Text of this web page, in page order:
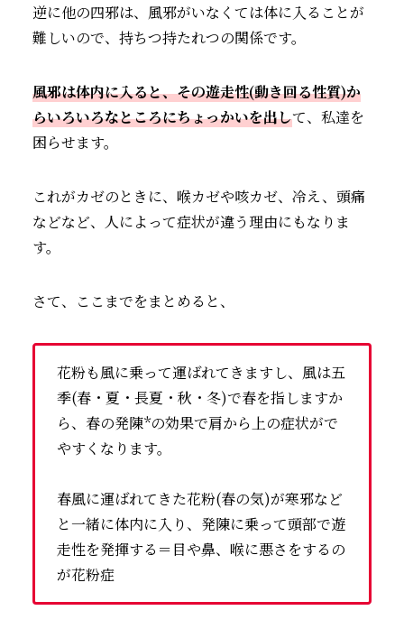
逆に他の四邪は、風邪がいなくては体に入ることが
難しいので、持ちつ持たれつの関係です。
風邪は体内に入ると、その遊走性(動き回る性質)か
らいろいろなところにちょっかいを出して、私達を
困らせます。
これがカゼのときに、喉カゼや咳カゼ、冷え、頭痛
などなど、人によって症状が違う理由にもなりま
す。
さて、ここまでをまとめると、
花粉も風に乗って運ばれてきますし、風は五
季(春・夏・長夏・秋・冬)で春を指しますか
ら、春の発陳*の効果で肩から上の症状がで
やすくなります。
春風に運ばれてきた花粉(春の気)が寒邪など
と一緒に体内に入り、発陳に乗って頭部で遊
走性を発揮する＝目や鼻、喉に悪さをするの
が花粉症